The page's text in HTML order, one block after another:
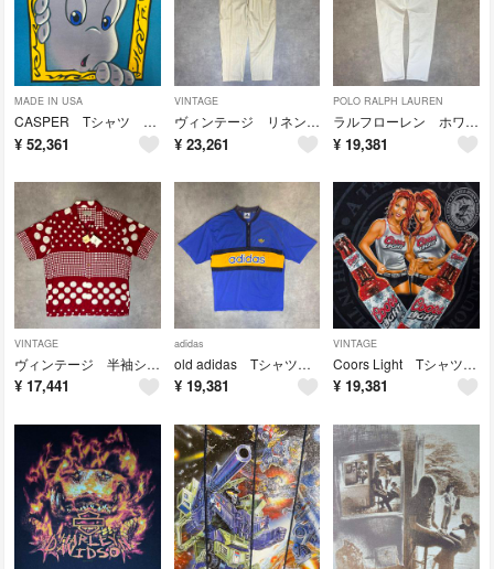
MADE IN USA
CASPER Tシャツ 90s USA製 ムービー ヴィンテージ 両面プリント
¥ 52,361
VINTAGE
ヴィンテージ リネンスラックス パンツ ストライプ ツータック 90s ワイド
¥ 23,261
POLO RALPH LAUREN
ラルフローレン ホワイトデニム IDEAL ZIP ストレート レザー W32
¥ 19,381
VINTAGE
ヴィンテージ 半袖シャツ ドット柄 水玉 大玉 レーヨン とろみ ボックス 開襟
¥ 17,441
adidas
old adidas Tシャツ 90s ハーフジップ トレフォイルロゴ 白タグ
¥ 19,381
VINTAGE
Coors Light Tシャツ アメリカビール 企業 セクシーガール エロ
¥ 19,381